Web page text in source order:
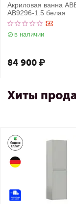
Акриловая ванна
AB9296-1.5 белая
в наличии
84 900₽
Хиты